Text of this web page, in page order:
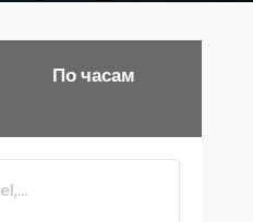
По часам